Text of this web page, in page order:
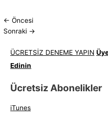
← Öncesi
Sonraki →
ÜCRETSİZ DENEME YAPIN
Edinin
Ücretsiz Abonelikler
iTunes